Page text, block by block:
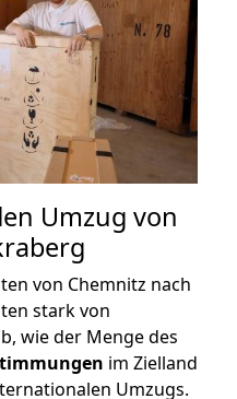
Umzug von
von Chemnitz nach
stark von
wie der Menge des
im Zielland
Umzugs.